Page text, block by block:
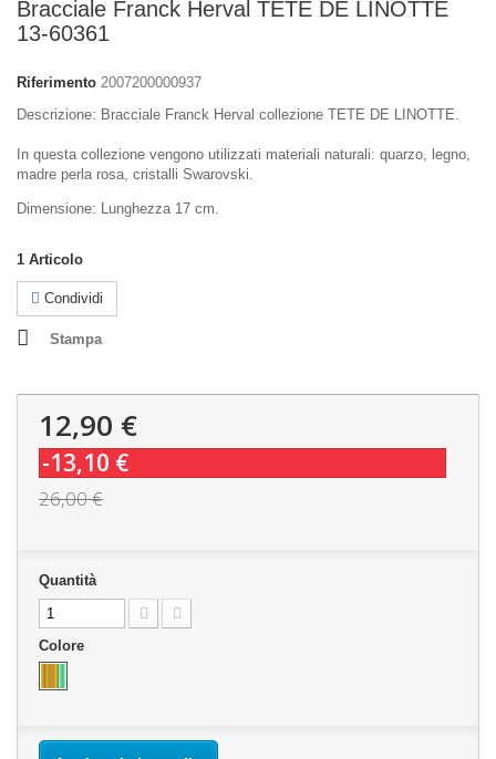
Bracciale Franck Herval TETE DE LINOTTE
13-60361
Riferimento 2007200000937
Descrizione: Bracciale Franck Herval collezione TETE DE LINOTTE.
In questa collezione vengono utilizzati materiali naturali: quarzo, legno,
madre perla rosa, cristalli Swarovski.
Dimensione: Lunghezza 17 cm.
1 Articolo
Condividi
Stampa
12,90 €
-13,10 €
26,00 €
Quantità
Colore